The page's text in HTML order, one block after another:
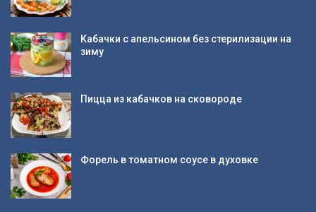
Кабачки с апельсином без стерилизации на
зиму
Пицца из кабачков на сковороде
Форель в томатном соусе в духовке